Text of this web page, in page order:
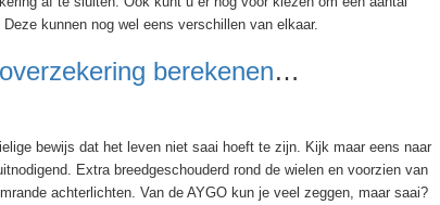
kunnen nog wel eens verschillen van elkaar.
berekenen…
bewijs dat het leven niet saai hoeft te zijn. Kijk maar eens naar
Extra breedgeschouderd rond de wielen en voorzien van
achterlichten. Van de AYGO kun je veel zeggen, maar saai?